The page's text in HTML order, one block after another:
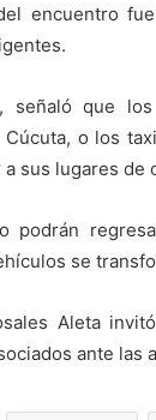
encuentro
señaló que
o los
sus lugares de
podrán
se
Aleta
ante las